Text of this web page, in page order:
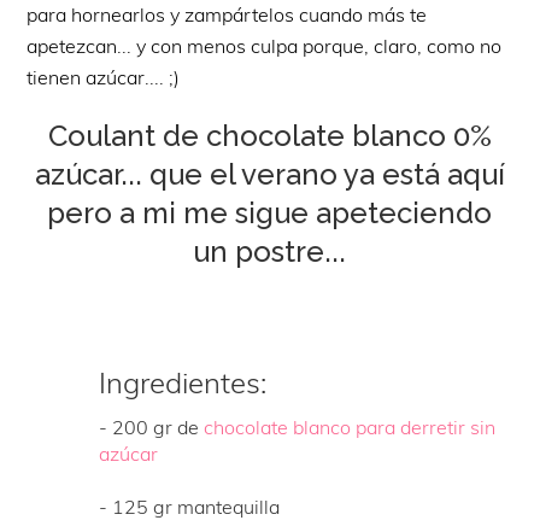
para hornearlos y zampártelos cuando más te
apetezcan... y con menos culpa porque, claro, como no
tienen azúcar.... ;)
Coulant de chocolate blanco 0%
azúcar... que el verano ya está aquí
pero a mi me sigue apeteciendo
un postre...
Ingredientes:
- 200 gr de chocolate blanco para derretir sin
azúcar
- 125 gr mantequilla